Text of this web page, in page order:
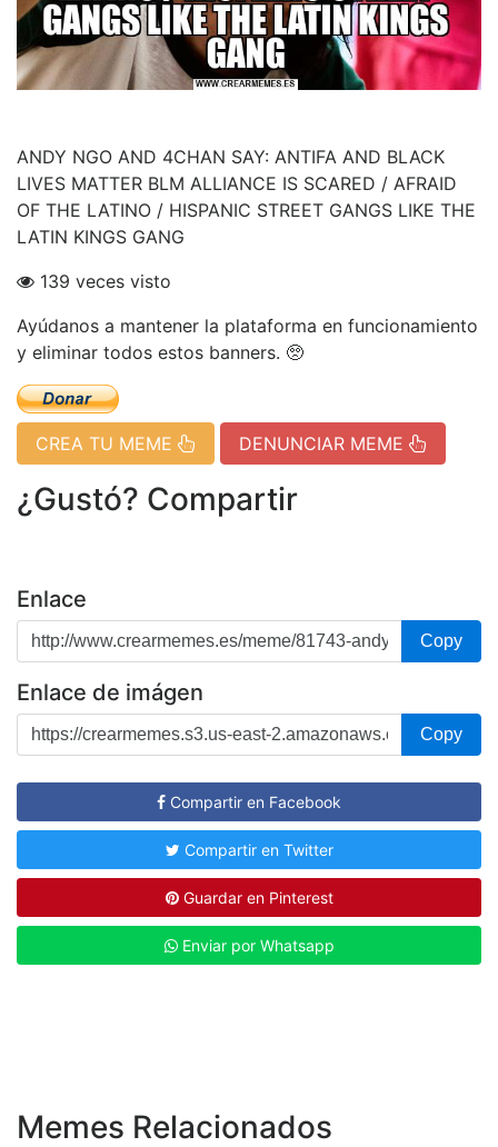
ANDY NGO AND 4CHAN SAY: ANTIFA AND BLACK
LIVES MATTER BLM ALLIANCE IS SCARED / AFRAID
OF THE LATINO / HISPANIC STREET GANGS LIKE THE
LATIN KINGS GANG
139 veces visto
Ayúdanos a mantener la plataforma en funcionamiento
y eliminar todos estos banners. 🥺
CREA TU MEME DENUNCIAR MEME
¿Gustó? Compartir
Enlace
Copy
Enlace de imágen
Copy
Compartir en Facebook
Compartir en Twitter
Guardar en Pinterest
Enviar por Whatsapp
Memes Relacionados